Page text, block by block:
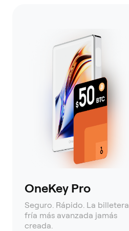
OneKey Pro
Seguro. Rápido. La billetera
fría más avanzada jamás
creada.